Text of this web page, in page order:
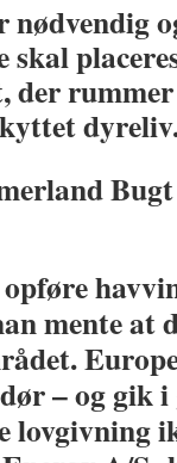
nødvendig
der
mente at
– og gik
lovgivning